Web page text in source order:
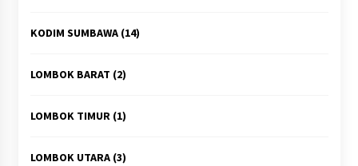
KODIM SUMBAWA(14)
LOMBOK BARAT (2)
LOMBOK TIMUR(1)
LOMBOK UTARA(3)